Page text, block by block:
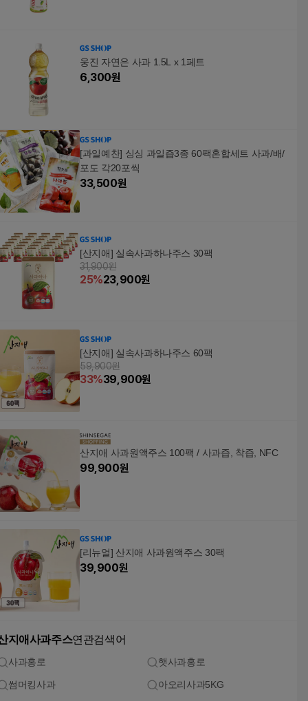
웅진 자연은 사과 1.5L x 1페트
6,300원
[과일예찬] 싱싱 과일즙3종 60팩혼합세트 사과/배/
포도 각20포씩
33,500원
[산지애] 실속사과하나주스 30팩
31,900원
25%23,900원
[산지애] 실속사과하나주스 60팩
59,900원
33%39,900원
산지애 사과원액주스 100팩 / 사과즙, 착즙, NFC
99,900원
[리뉴얼] 산지애 사과원액주스 30팩
39,900원
지애사과주스연관검색어
사과홍로 햇사과홍로
썸머킹사과 아오리사과5KG